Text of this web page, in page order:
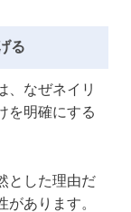
る
、なぜネイリ
を明確にする
とした理由だ
あります。